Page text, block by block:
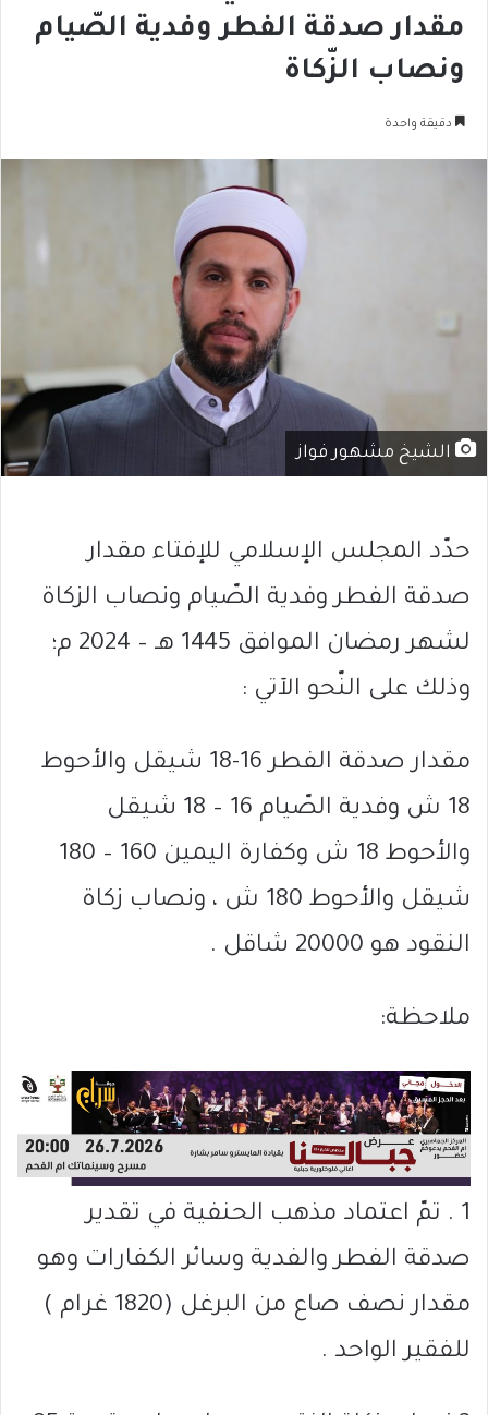
مقدار صدقة الفطر وفدية الصّيام
ونصاب الزّكاة
دقيقة واحدة
الشيخ مشهور فواز
حدّد المجلس الإسلامي للإفتاء مقدار
صدقة الفطر وفدية الصّيام ونصاب الزكاة
لشهر رمضان الموافق 1445 هـ – 2024 م؛
وذلك على النّحو الآتي :
مقدار صدقة الفطر 16-18 شيقل والأحوط
18 ش وفدية الصّيام 16 – 18 شيقل
والأحوط 18 ش وكفارة اليمين 160 – 180
شيقل والأحوط 180 ش ، ونصاب زكاة
النقود هو 20000 شاقل .
ملاحظة:
1 . تمّ اعتماد مذهب الحنفية في تقدير
صدقة الفطر والفدية وسائر الكفارات وهو
مقدار نصف صاع من البرغل (1820 غرام )
للفقير الواحد .